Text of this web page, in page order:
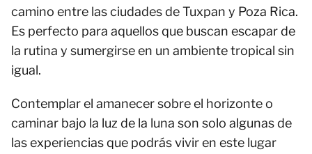
camino entre las ciudades de Tuxpan y Poza Rica.
Es perfecto para aquellos que buscan escapar de
la rutina y sumergirse en un ambiente tropical sin
igual.
Contemplar el amanecer sobre el horizonte o
caminar bajo la luz de la luna son solo algunas de
las experiencias que podrás vivir en este lugar